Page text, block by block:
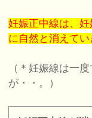
妊娠正中線は、
に自然と消えてい
（＊妊娠線は一
が・・。）